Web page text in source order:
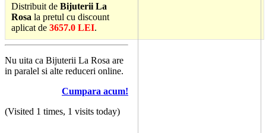
Distribuit de Bijuterii La
Rosa la pretul cu discount
aplicat de 3657.0 LEI.
Nu uita ca Bijuterii La Rosa are
in paralel si alte reduceri online.
Cumpara acum!
(Visited 1 times, 1 visits today)